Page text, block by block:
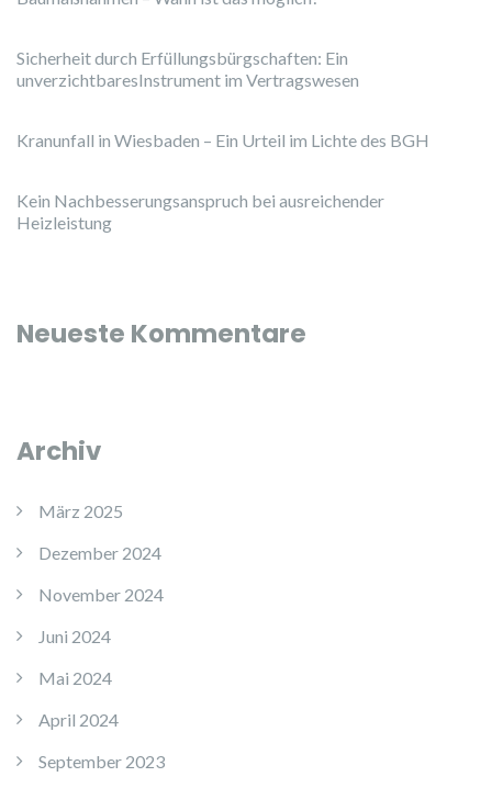
Sicherheit durch Erfüllungsbürgschaften: Ein
unverzichtbaresInstrument im Vertragswesen
Kranunfall in Wiesbaden – Ein Urteil im Lichte des BGH
Kein Nachbesserungsanspruch bei ausreichender
Heizleistung
Neueste Kommentare
Archiv
März 2025
Dezember 2024
November 2024
Juni 2024
Mai 2024
April 2024
September 2023